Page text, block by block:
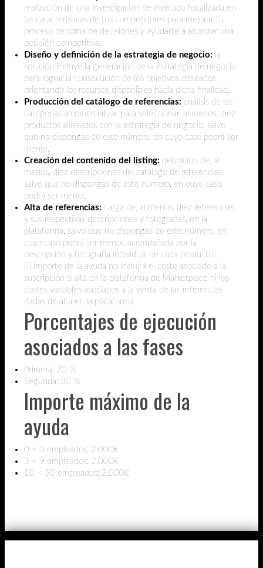
realización de una investigación de mercado focalizada en
las características de tus competidores para mejorar tu
proceso de toma de decisiones y ayudarte a alcanzar una
posición competitiva.
Diseño y definición de la estrategia de negocio: la
solución incluye la generación de la estrategia de negocio
para lograr la consecución de los objetivos deseados
orientando los recursos disponibles hacia dicha finalidad.
Producción del catálogo de referencias: análisis de las
categorías a comercializar para seleccionar, al menos, diez
productos alineados con la estrategia de negocio, salvo
que no dispongas de este número, en cuyo caso podrá ser
menor.
Creación del contenido del listing: definición de, al
menos, diez descripciones del catálogo de referencias,
salvo que no dispongas de este número, en cuyo caso
podrá ser menor.
Alta de referencias: carga de, al menos, diez referencias,
y sus respectivas descripciones y fotografías, en la
plataforma, salvo que no dispongas de este número, en
cuyo caso podrá ser menor, acompañada por la
descripción y fotografía individual de cada producto.
El importe de la ayuda no incluirá el coste asociado a la
suscripción o alta en la plataforma de Marketplace ni los
costes variables asociados a la venta de las referencias
dadas de alta en la plataforma.
Porcentajes de ejecución
asociados a las fases
Primera: 70 %
Segunda: 30 %
Importe máximo de la
ayuda
0 < 3 empleados: 2.000€
3 < 9 empleados: 2.000€
10 < 50 empleados: 2.000€